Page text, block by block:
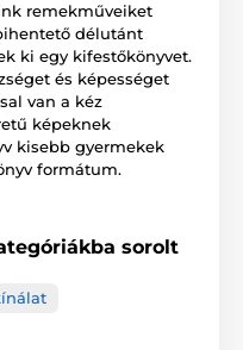
remekműveiket
délutánt
ki egy kifestőkönyvet.
és képességet
van a kéz
képeknek
kisebb gyermekek
formátum.
sorolt